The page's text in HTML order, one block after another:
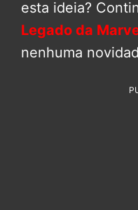
esta ideia?
Legado da
nenhuma